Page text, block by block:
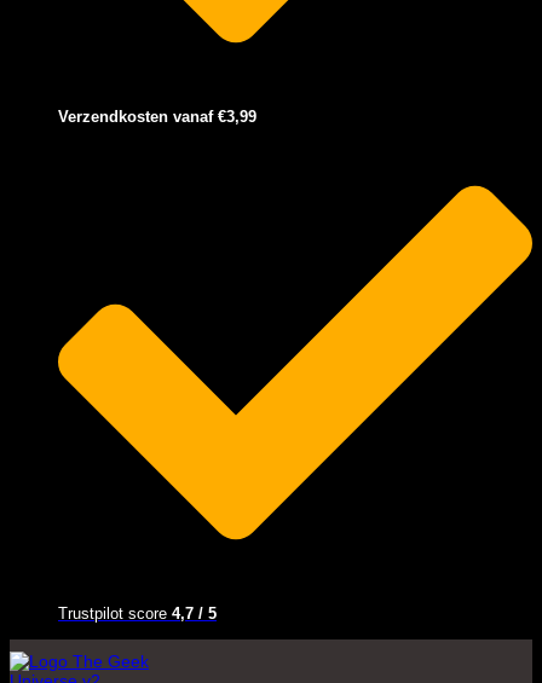
Verzendkosten vanaf €3,99
Trustpilot score 4,7 / 5